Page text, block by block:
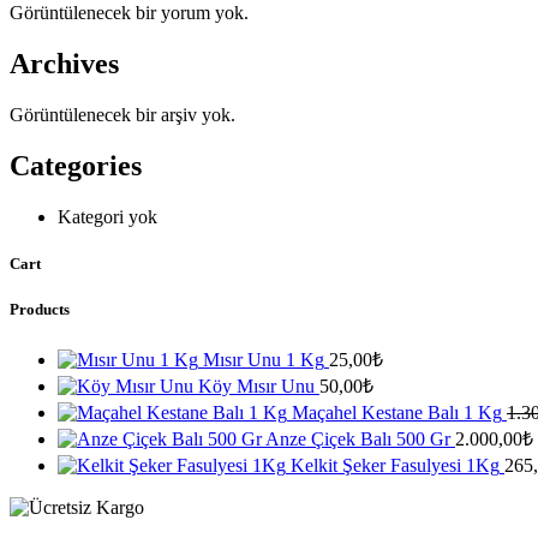
Görüntülenecek bir yorum yok.
Archives
Görüntülenecek bir arşiv yok.
Categories
Kategori yok
Cart
Products
Mısır Unu 1 Kg 25,00₺
Köy Mısır Unu 50,00₺
Maçahel Kestane Balı 1 Kg
Anze Çiçek Balı 500 Gr 2.000,00₺
Kelkit Şeker Fasulyesi 1Kg